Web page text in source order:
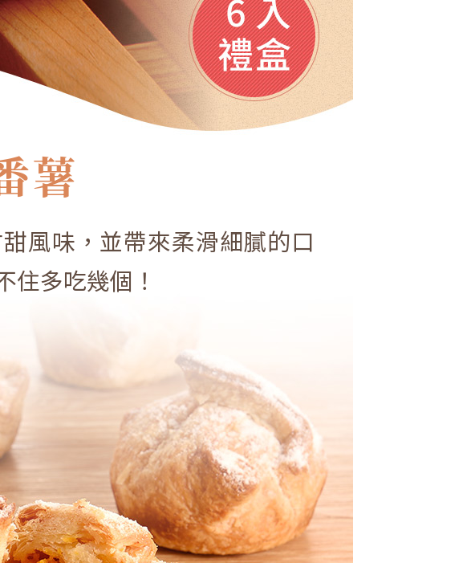
薯
風味，並帶來柔滑細膩的口
住多吃幾個！